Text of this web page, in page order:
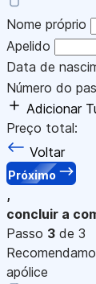
Nome próprio
Apelido
Data de
Número do
Adicionar
Preço total:
Voltar
Próximo
,
concluir a
Passo 3 de 3
apólice